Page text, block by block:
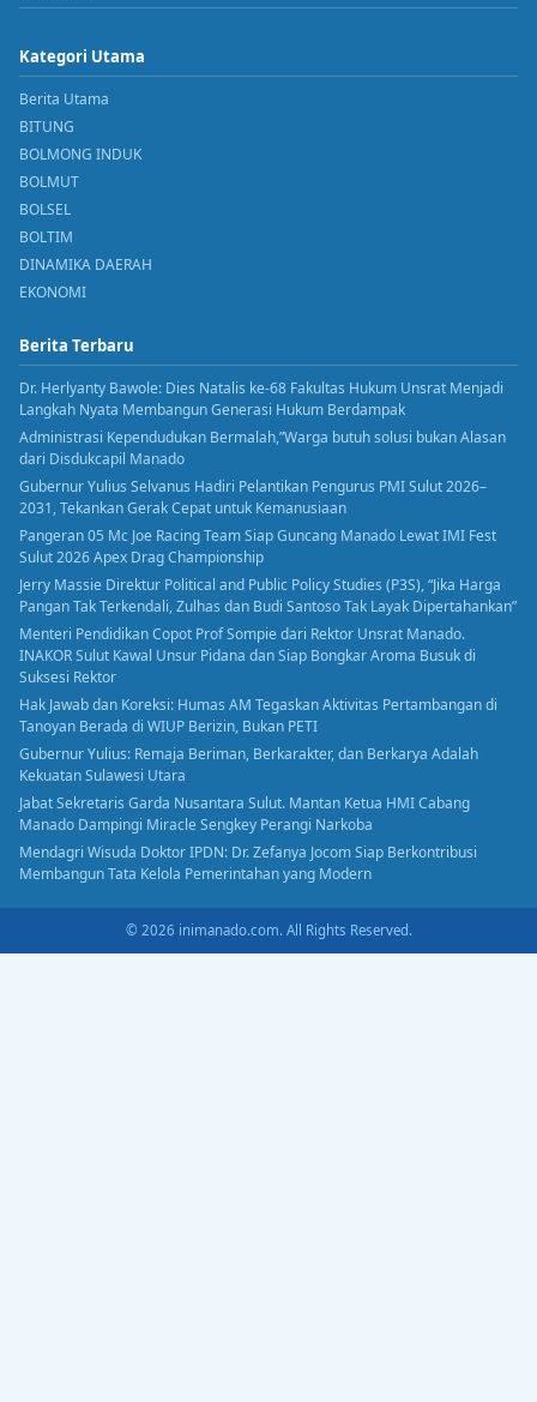
Kategori Utama
Berita Utama
BITUNG
BOLMONG INDUK
BOLMUT
BOLSEL
BOLTIM
DINAMIKA DAERAH
EKONOMI
Berita Terbaru
Dr. Herlyanty Bawole: Dies Natalis ke-68 Fakultas Hukum Unsrat Menjadi
Langkah Nyata Membangun Generasi Hukum Berdampak
Administrasi Kependudukan Bermalah,”Warga butuh solusi bukan Alasan
dari Disdukcapil Manado
Gubernur Yulius Selvanus Hadiri Pelantikan Pengurus PMI Sulut 2026–
2031, Tekankan Gerak Cepat untuk Kemanusiaan
Pangeran 05 Mc Joe Racing Team Siap Guncang Manado Lewat IMI Fest
Sulut 2026 Apex Drag Championship
Jerry Massie Direktur Political and Public Policy Studies (P3S), “Jika Harga
Pangan Tak Terkendali, Zulhas dan Budi Santoso Tak Layak Dipertahankan”
Menteri Pendidikan Copot Prof Sompie dari Rektor Unsrat Manado.
INAKOR Sulut Kawal Unsur Pidana dan Siap Bongkar Aroma Busuk di
Suksesi Rektor
Hak Jawab dan Koreksi: Humas AM Tegaskan Aktivitas Pertambangan di
Tanoyan Berada di WIUP Berizin, Bukan PETI
Gubernur Yulius: Remaja Beriman, Berkarakter, dan Berkarya Adalah
Kekuatan Sulawesi Utara
Jabat Sekretaris Garda Nusantara Sulut. Mantan Ketua HMI Cabang
Manado Dampingi Miracle Sengkey Perangi Narkoba
Mendagri Wisuda Doktor IPDN: Dr. Zefanya Jocom Siap Berkontribusi
Membangun Tata Kelola Pemerintahan yang Modern
© 2026 inimanado.com. All Rights Reserved.